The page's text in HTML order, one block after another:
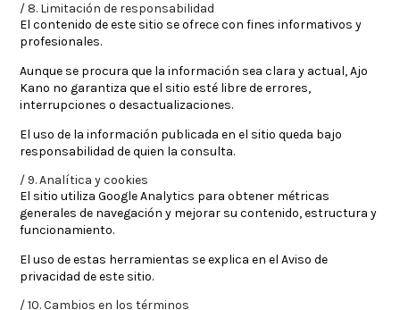
8. Limitación de responsabilidad
El contenido de este sitio se ofrece con fines informativos y
profesionales.
Aunque se procura que la información sea clara y actual, Ajo
Kano no garantiza que el sitio esté libre de errores,
interrupciones o desactualizaciones.
El uso de la información publicada en el sitio queda bajo
responsabilidad de quien la consulta.
9. Analítica y cookies
El sitio utiliza Google Analytics para obtener métricas
generales de navegación y mejorar su contenido, estructura y
funcionamiento.
El uso de estas herramientas se explica en elAviso de
privacidad de este sitio.
10. Cambios en los términos